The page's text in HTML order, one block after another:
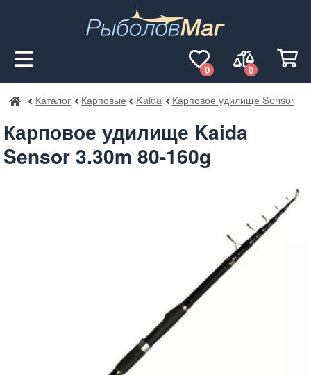
0
0
РыболовМаг
Каталог Карповые Kaida Карповое удилище Sensor
Карповое удилище Kaida
Sensor 3.30m 80-160g